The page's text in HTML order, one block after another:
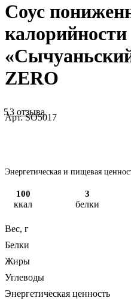
Соус
калорийности
ZERO
53 отзыва
Арт.SO5017
Энергетическая и пищевая
100
ккал
3
белки
Вес, г
Белки
Жиры
Углеводы
Энергетическая ценность